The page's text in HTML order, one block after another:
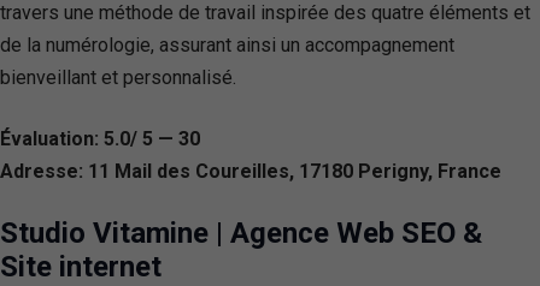
travers une méthode de travail inspirée des quatre éléments et
de la numérologie, assurant ainsi un accompagnement
bienveillant et personnalisé.
Évaluation: 5.0/ 5 — 30
Adresse: 11 Mail des Coureilles, 17180 Perigny, France
Studio Vitamine | Agence Web SEO &
Site internet